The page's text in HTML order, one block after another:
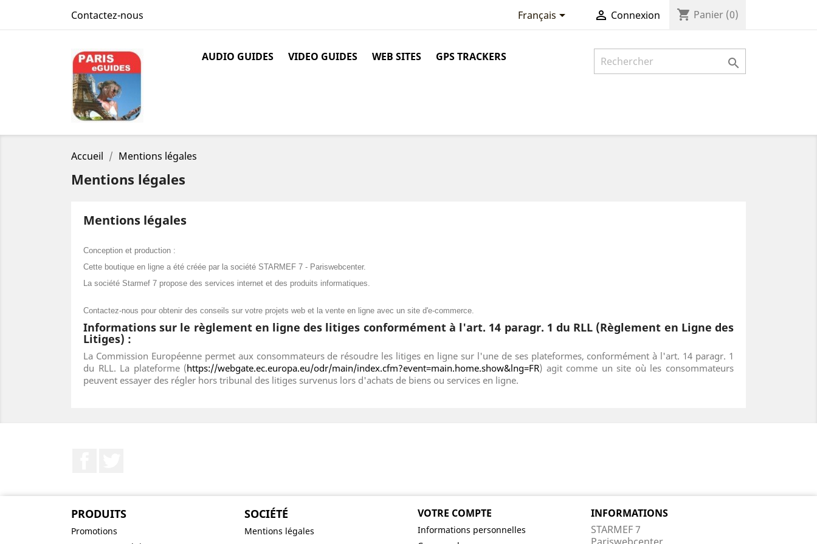
Contactez-nous Français  Connexion shopping_cart Panier (0)
AUDIO GUIDES VIDEO GUIDES WEB SITES GPS TRACKERS 
Accueil Mentions légales
Mentions légales
Mentions légales
Conception et production :
Cette boutique en ligne a été créée par la société STARMEF 7 - Pariswebcenter.
La société Starmef 7 propose des services internet et des produits informatiques.
Contactez-nous pour obtenir des conseils sur votre projets web et la vente en ligne avec un site d'e-commerce.
Informations sur le règlement en ligne des litiges conformément à l'art. 14 paragr. 1 du RLL (Règlement en Ligne des
Litiges) :
La Commission Européenne permet aux consommateurs de résoudre les litiges en ligne sur l'une de ses plateformes, conformément à l'art. 14 paragr. 1
du RLL. La plateforme (https://webgate.ec.europa.eu/odr/main/index.cfm?event=main.home.show&lng=FR) agit comme un site où les consommateurs
peuvent essayer des régler hors tribunal des litiges survenus lors d'achats de biens ou services en ligne.
PRODUITS
Promotions
SOCIÉTÉ
Mentions légales
VOTRE COMPTE
Informations personnelles
INFORMATIONS
STARMEF 7